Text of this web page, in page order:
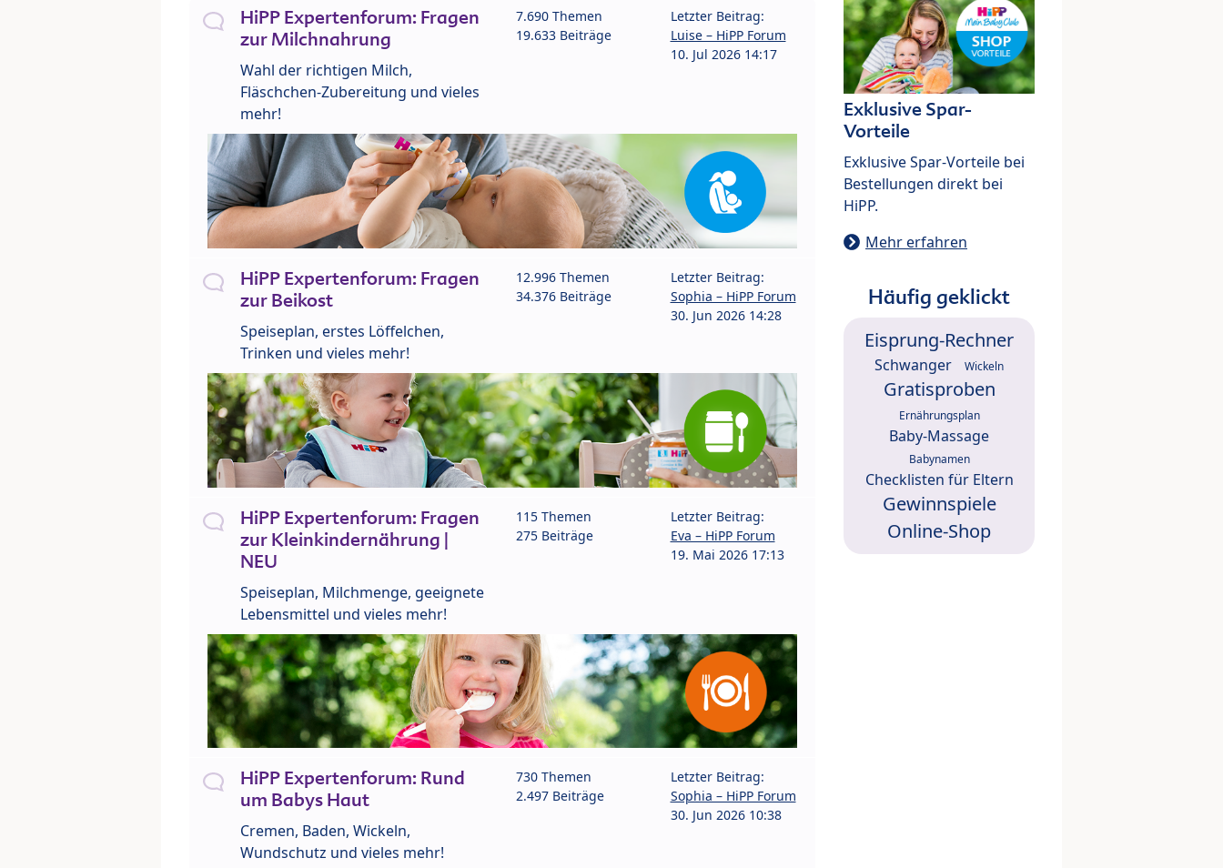
HiPP Expertenforum: Fragen
zur Milchnahrung
Wahl der richtigen Milch,
Fläschchen-Zubereitung und vieles
mehr!
7.690 Themen
19.633 Beiträge
Letzter Beitrag:
Luise – HiPP Forum
10. Jul 2026 14:17
HiPP Expertenforum: Fragen
zur Beikost
Speiseplan, erstes Löffelchen,
Trinken und vieles mehr!
12.996 Themen
34.376 Beiträge
Letzter Beitrag:
Sophia – HiPP Forum
30. Jun 2026 14:28
HiPP Expertenforum: Fragen
zur Kleinkindernährung |
NEU
Speiseplan, Milchmenge, geeignete
Lebensmittel und vieles mehr!
115 Themen
275 Beiträge
Letzter Beitrag:
Eva – HiPP Forum
19. Mai 2026 17:13
HiPP Expertenforum: Rund
um Babys Haut
Cremen, Baden, Wickeln,
Wundschutz und vieles mehr!
730 Themen
2.497 Beiträge
Letzter Beitrag:
Sophia – HiPP Forum
30. Jun 2026 10:38
Exklusive Spar-
Vorteile
Exklusive Spar-Vorteile bei
Bestellungen direkt bei
HiPP.
Mehr erfahren
Häufig geklickt
Eisprung-Rechner
Schwanger Wickeln
Gratisproben
Ernährungsplan
Baby-Massage
Babynamen
Checklisten für Eltern
Gewinnspiele
Online-Shop